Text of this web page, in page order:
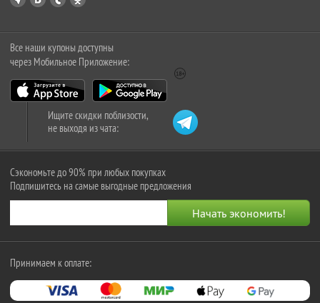
Все наши купоны доступны
через Мобильное Приложение:
Ищите скидки поблизости,
не выходя из чата:
Сэкономьте до 90% при любых покупках
Подпишитесь на самые выгодные предложения
Принимаем к оплате: